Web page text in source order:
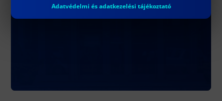
Adatvédelmi és adatkezelési tájékoztató